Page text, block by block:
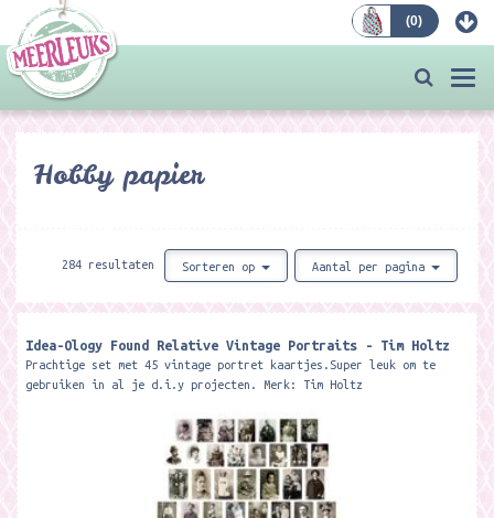
(0)
Hobby papier
284 resultaten Sorteren op Aantal per pagina
Idea-Ology Found Relative Vintage Portraits - Tim Holtz
Prachtige set met 45 vintage portret kaartjes.Super leuk om te
gebruiken in al je d.i.y projecten. Merk: Tim Holtz